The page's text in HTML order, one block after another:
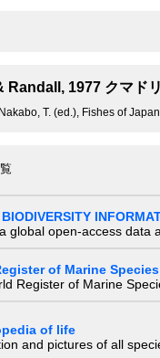
Randall, 1977 クマド
T. (ed.), Fishes of
global open-access data
of Marine Species
Register of Marine
of life
and pictures of all